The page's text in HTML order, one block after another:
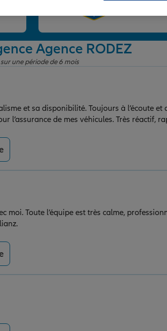
Agence RODEZ
une période de 6 mois
et sa disponibilité. Toujours à l’écoute et
l’assurance de mes véhicules. Très réactif,
Toute l’équipe est très calme,